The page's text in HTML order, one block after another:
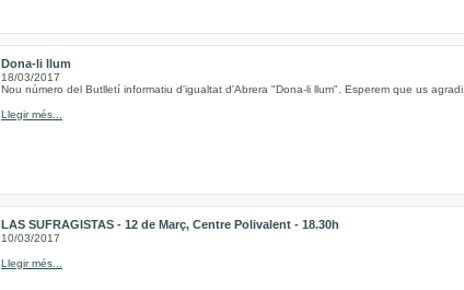
Dona-li llum
18/03/2017
Nou número del Butlletí informatiu d'igualtat d'Abrera "Dona-li llum". Esperem que us agradi
Llegir més...
LAS SUFRAGISTAS - 12 de Març, Centre Polivalent - 18.30h
10/03/2017
Llegir més...